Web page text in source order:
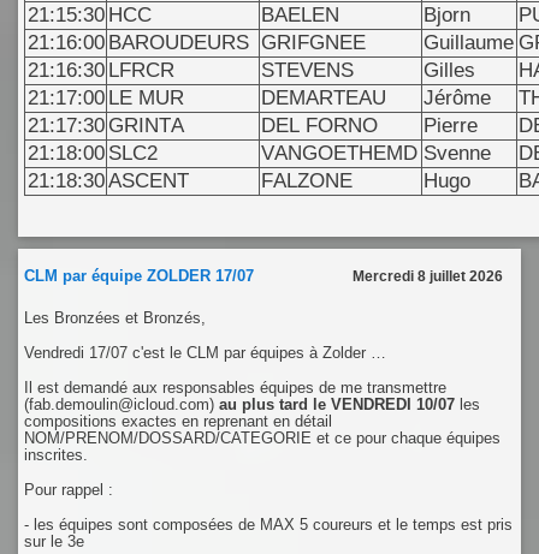
21:15:30 HCC BAELEN Bjorn
21:16:00 BAROUDEURS GRIFGNEE Guillaume
21:16:30 LFRCR STEVENS Gilles
21:17:00 LE MUR DEMARTEAU Jérôme
21:17:30 GRINTA DEL FORNO Pierre
21:18:00 SLC2 VANGOETHEMD Svenne
21:18:30ASCENT FALZONE Hugo
CLM par équipe ZOLDER 17/07 Mercredi 8 juillet 2026
Les Bronzées et Bronzés,
Vendredi 17/07 c'est le CLM par équipes à Zolder …
Il est demandé aux responsables équipes de me transmettre
(fab.demoulin@icloud.com) au plus tard le VENDREDI 10/07 les
compositions exactes en reprenant en détail
NOM/PRENOM/DOSSARD/CATEGORIE et ce pour chaque équipes
inscrites.
Pour rappel :
- les équipes sont composées de MAX 5 coureurs et le temps est pris
sur le 3e